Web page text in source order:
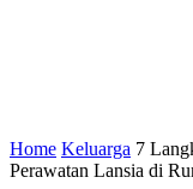
Home Keluarga 7
Perawatan Lansia di